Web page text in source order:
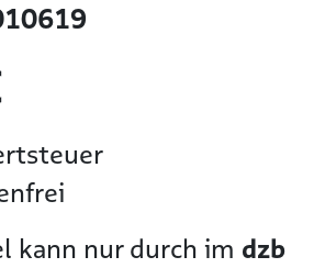
kann nur durch im dzb